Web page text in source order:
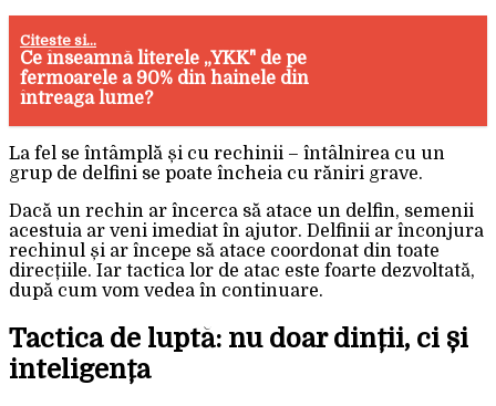
Citeste si...
Ce înseamnă literele „YKK" de pe
fermoarele a 90% din hainele din
întreaga lume?
La fel se întâmplă și cu rechinii – întâlnirea cu un
grup de delfini se poate încheia cu răniri grave.
Dacă un rechin ar încerca să atace un delfin, semenii
acestuia ar veni imediat în ajutor. Delfinii ar înconjura
rechinul și ar începe să atace coordonat din toate
direcțiile. Iar tactica lor de atac este foarte dezvoltată,
după cum vom vedea în continuare.
Tactica de luptă: nu doar dinții, ci și
inteligența